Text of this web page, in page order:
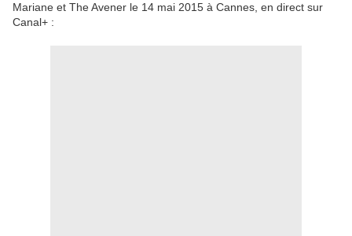
Mariane et The Avener le 14 mai 2015 à Cannes, en direct sur
Canal+ :